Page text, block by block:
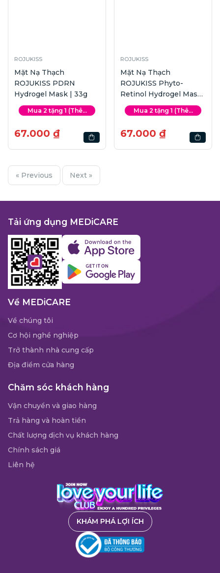
ROJUKISS
Mặt Nạ Thạch
ROJUKISS PDRN
Hydrogel Mask | 33g
Mua 2 tặng 1 (Thê...
67.000 ₫
ROJUKISS
Mặt Nạ Thạch
ROJUKISS Phyto-
Retinol Hydrogel Mask
| 33g
Mua 2 tặng 1 (Thê...
67.000 ₫
« Previous Next »
Tải ứng dụng MEDiCARE
Về MEDiCARE
Về chúng tôi
Cơ hội nghề nghiệp
Trở thành nhà cung cấp
Địa điểm cửa hàng
Chăm sóc khách hàng
Vận chuyển và giao hàng
Trả hàng và hoàn tiền
Chất lượng dịch vụ khách hàng
Chính sách giá
Liên hệ
KHÁM PHÁ LỢI ÍCH